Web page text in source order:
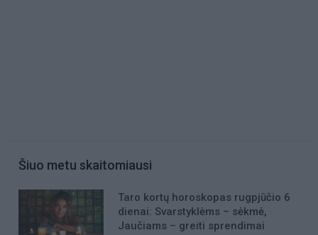
Šiuo metu skaitomiausi
Taro kortų horoskopas rugpjūčio 6
dienai: Svarstyklėms – sėkmė,
Jaučiams – greiti sprendimai